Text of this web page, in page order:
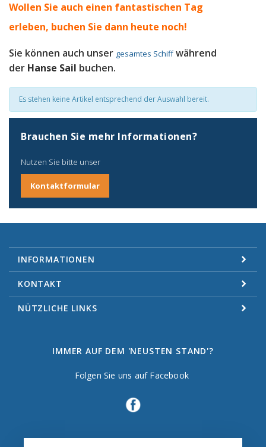
Wollen Sie auch einen fantastischen Tag
erleben, buchen Sie dann heute noch!
Sie können auch unser gesamtes Schiffwährend
der Hanse Sail buchen.
Es stehen keine Artikel entsprechend der Auswahl bereit.
Brauchen Sie mehr Informationen?
Nutzen Sie bitte unser
Kontaktformular
INFORMATIONEN
KONTAKT
NÜTZLICHE LINKS
IMMER AUF DEM 'NEUSTEN STAND'?
Folgen Sie uns auf Facebook